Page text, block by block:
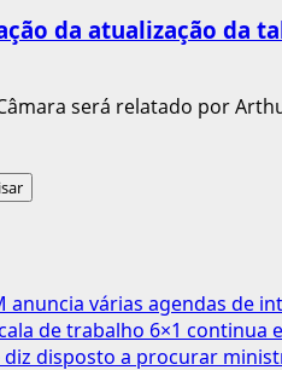
da atualização da
será relatado por
anuncia várias agendas de
de trabalho 6×1 continua
disposto a procurar